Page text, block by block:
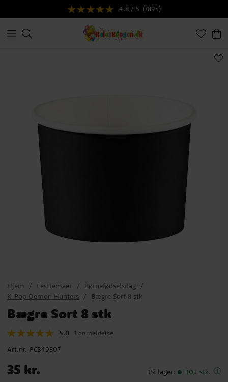
4.8 / 5 (7895)
Hjem Festtemaer
Børnefødselsdag
K-Pop Demon Hunters
Bægre Sort 8 stk
Bægre Sort 8 stk
5.0 1 anmeldelse
Art.nr. PC349807
Pris 35 kr.
35 kr. På lager: 30+ stk.